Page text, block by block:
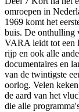
omroepen in
1969 komt het
buis. De onthulling
VARA leidt tot een
rijp en ook alle
documentaires en
van de twintigste
oorlog. Velen
de aard van het
die alle